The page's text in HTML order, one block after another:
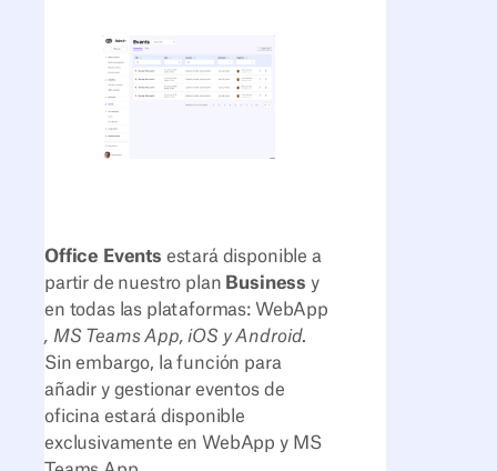
Office Events estará disponible a
partir de nuestro plan Business y
en todas las plataformas: WebApp
, MS Teams App, iOS y Android.
Sin embargo, la función para
añadir y gestionar eventos de
oficina estará disponible
exclusivamente en WebApp y MS